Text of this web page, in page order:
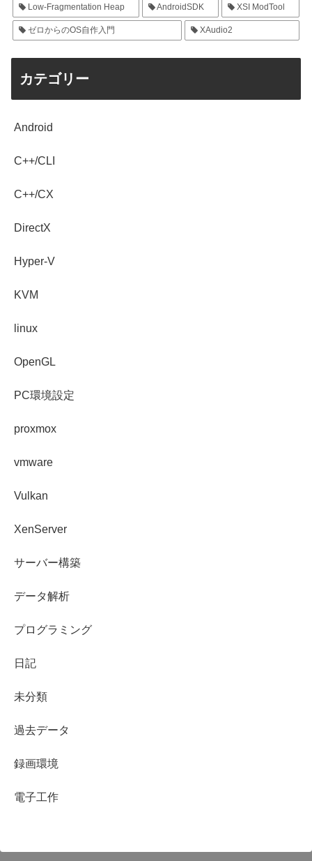
Low-Fragmentation Heap AndroidSDK XSI ModTool
ゼロからのOS自作入門 XAudio2
カテゴリー
Android
C++/CLI
C++/CX
DirectX
Hyper-V
KVM
linux
OpenGL
PC環境設定
proxmox
vmware
Vulkan
XenServer
サーバー構築
データ解析
プログラミング
日記
未分類
過去データ
録画環境
電子工作